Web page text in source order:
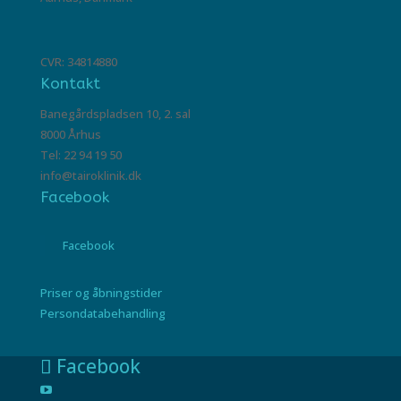
CVR: 34814880
Kontakt
Banegårdspladsen 10, 2. sal
8000 Århus
Tel: 22 94 19 50
info@tairoklinik.dk
Facebook
Facebook
Priser og åbningstider
Persondatabehandling
Facebook